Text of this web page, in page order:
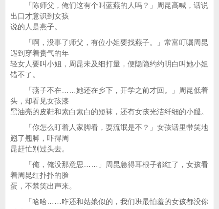
「陈师父，俺们这有个叫蓝燕的人吗？」周昆高喊，话说
出口才意识到女孩
说的人是燕子。
「啊，没事了师父，有位小姐要找燕子。」常富叮嘱周昆
遇到穿着贵气的年
轻女人要叫小姐，周昆未及细打量，便隐隐约约明白叫她小姐
错不了。
「燕子不在……她还在乡下，开学之前才回。」周昆低着
头，却看见女孩漆
黑油亮的皮鞋和素白素白的短袜，还有女孩光洁纤细的小腿。
「你怎么盯着人家脚看，耍流氓是不？」女孩话里带笑地
翘了翘脚，吓得周
昆赶忙别过头去。
「俺，俺没那意思……」周昆急得耳根子都红了，女孩看
着周昆红扑扑的脸
蛋，不禁笑出声来。
「哈哈……咋还和姑娘似的，我们班最怕羞的女孩都没你